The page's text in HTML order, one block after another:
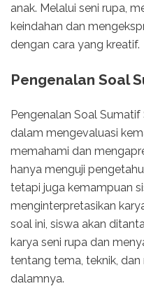
anak. Melalui seni rupa,
keindahan dan
dengan cara yang kreatif.
Pengenalan Soal
Pengenalan Soal
dalam mengevaluasi
memahami dan
hanya menguji
tetapi juga kemampuan
menginterpretasikan
soal ini, siswa akan
karya seni rupa dan
tentang tema, teknik,
dalamnya.